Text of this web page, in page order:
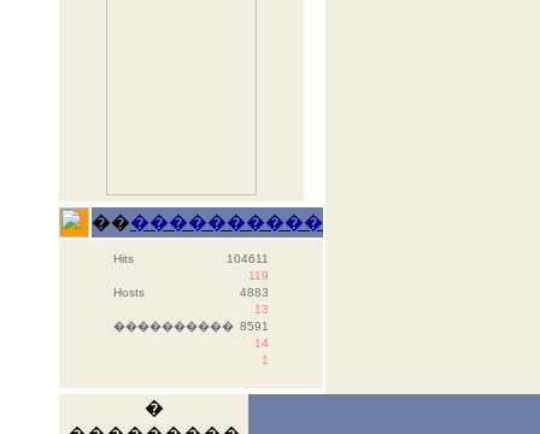
������������
Hits
104611
119
Hosts
4883
13
���������� 8591
14
1
�